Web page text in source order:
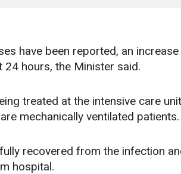
have been reported, an
24 hours, the Minister said.
treated at the intensive care
mechanically ventilated patients.
recovered from the infection
hospital.